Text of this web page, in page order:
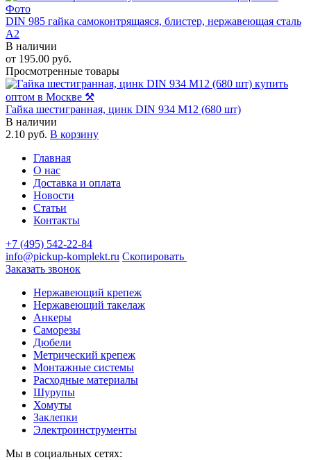
DIN 985 гайка самоконтрящаяся, блистер, нержавеющая сталь
A2
В наличии
от 195.00 руб.
Просмотренные товары
Гайка шестигранная, цинк DIN 934 М12 (680 шт)
В наличии
2.10 руб. В корзину
Главная
О нас
Доставка и оплата
Новости
Статьи
Контакты
+7 (495) 542-22-84
info@pickup-komplekt.ru Скопировать
Заказать звонок
Нержавеющий крепеж
Нержавеющий такелаж
Анкеры
Саморезы
Дюбели
Метрический крепеж
Монтажные системы
Расходные материалы
Шурупы
Хомуты
Заклепки
Электроинструменты
Мы в социальных сетях: